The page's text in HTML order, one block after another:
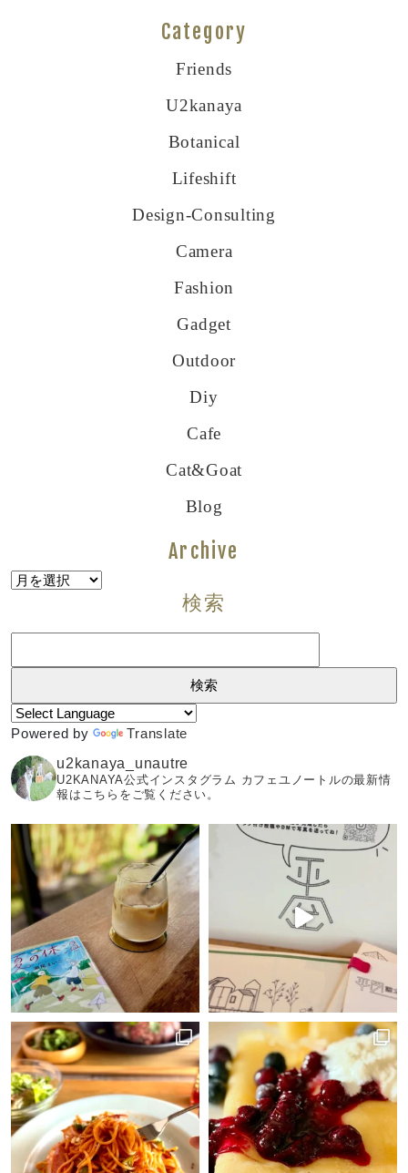
Category
Friends
U2kanaya
Botanical
Lifeshift
Design-Consulting
Camera
Fashion
Gadget
Outdoor
Diy
Cafe
Cat&goat
Blog
Archive
Archive
検索
Powered by
Translate
u2kanaya_unautre
U2KANAYA公式インスタグラム カフェユノートルの最新情
報はこちらをご覧ください。